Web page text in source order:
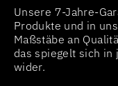
Unsere 7-Jahre-
Produkte und in
Maßstäbe an
das spiegelt sich in
wider.